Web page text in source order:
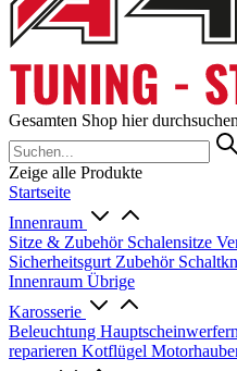
Gesamten Shop hier
Zeige alle Produkte
Startseite
Innenraum
Sitze & Zubehör Schalensitze
Sicherheitsgurt Zubehör
Innenraum Übrige
Karosserie
Beleuchtung Hauptscheinwerfern
reparieren Kotflügel